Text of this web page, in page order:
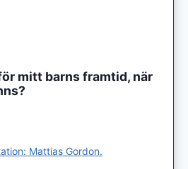
mitt barns framtid, när